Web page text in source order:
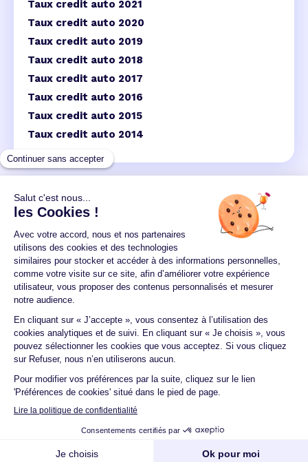
Taux credit auto 2021
Taux credit auto 2020
Taux credit auto 2019
Taux credit auto 2018
Taux credit auto 2017
Taux credit auto 2016
Taux credit auto 2015
Taux credit auto 2014
Un crédit vous engage et doit être remboursé.
Vérifiez vos capacités de remboursement avant de
vous engager.
Aucun versement, de quelque nature que ce soit, ne
peut être exigé d'un particulier avant l'obtention
d'un ou plusieurs prêts d'argent.
© 2026 Guide du crédit •Plan du site• Mentions
Accessibilité Contact